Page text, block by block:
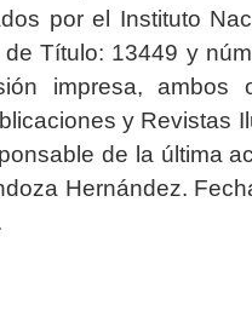
por el Instituto
Título: 13449 y
impresa, ambos
y Revistas
de la última
Hernández.